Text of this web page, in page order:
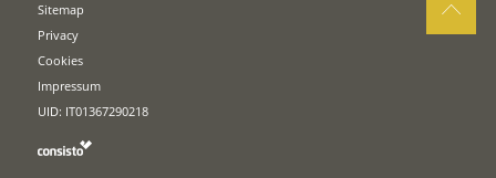
Sitemap
Privacy
Cookies
Impressum
UID: IT01367290218